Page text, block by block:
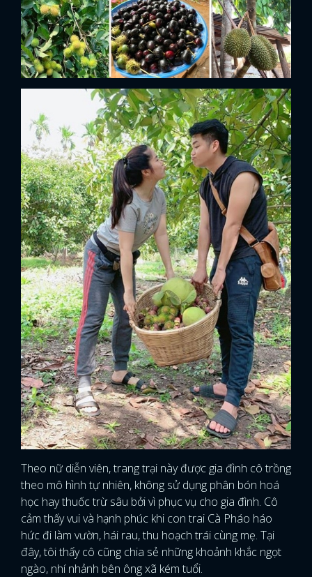
Theo nữ diễn viên, trang trại này được gia đình cô trồng
theo mô hình tự nhiên, không sử dụng phân bón hoá
học hay thuốc trừ sâu bởi vì phục vụ cho gia đình. Cô
cảm thấy vui và hạnh phúc khi con trai Cà Pháo háo
hức đi làm vườn, hái rau, thu hoạch trái cùng mẹ. Tại
đây, tôi thấy cô cũng chia sẻ những khoảnh khắc ngọt
ngào, nhí nhảnh bên ông xã kém tuổi.